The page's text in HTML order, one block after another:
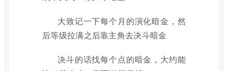
大致记一下每个月的演化暗金，然
后等级拉满之后靠主角去决斗暗金
决斗的话找每个点的暗金，大约能